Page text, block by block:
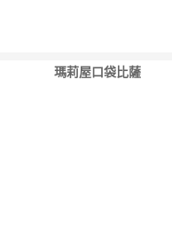
瑪莉屋口袋比薩